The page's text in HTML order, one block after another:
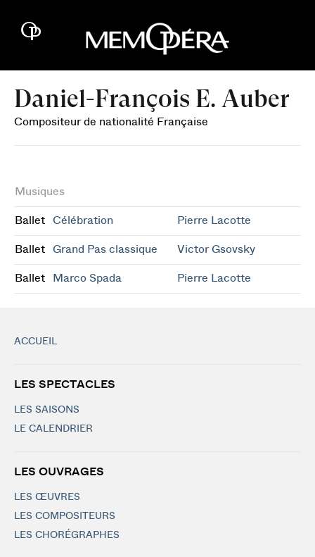
Daniel-François E. Auber
Compositeur de nationalité Française
Musiques
Ballet Célébration Pierre Lacotte
Ballet Grand Pas classique Victor Gsovsky
Ballet Marco Spada Pierre Lacotte
ACCUEIL
LES SPECTACLES
LES SAISONS
LE CALENDRIER
LES OUVRAGES
LES ŒUVRES
LES COMPOSITEURS
LES CHORÉGRAPHES